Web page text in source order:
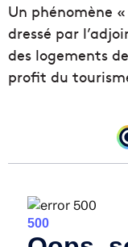
Un phénomène «
dressé par
des logements
profit du